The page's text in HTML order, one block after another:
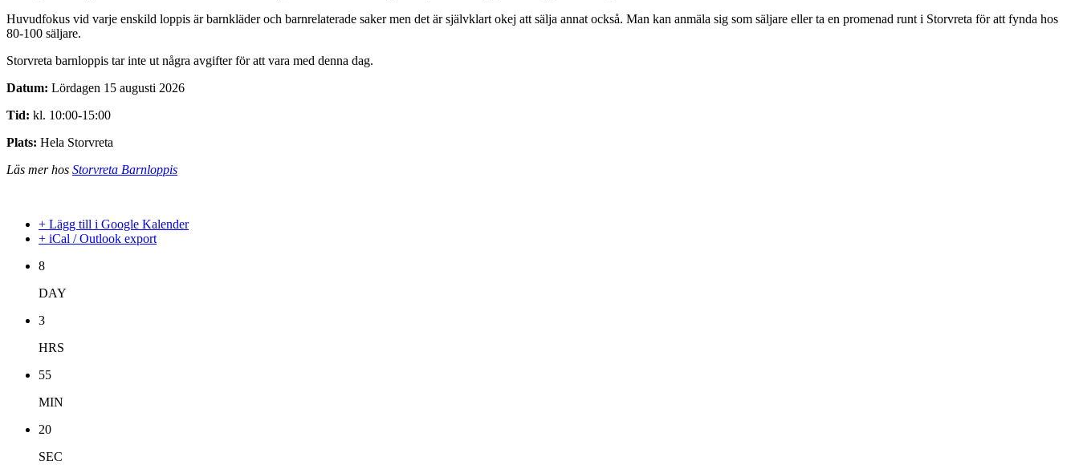
Huvudfokus vid varje enskild loppis är barnkläder och barnrelaterade saker men det är självklart okej att sälja annat också. Man kan anmäla sig som säljare eller ta en promenad runt i Storvreta för att fynda hos
80-100 säljare.
Storvreta barnloppis tar inte ut några avgifter för att vara med denna dag.
Datum: Lördagen 15 augusti 2026
Tid: kl. 10:00-15:00
Plats: Hela Storvreta
Läs mer hos Storvreta Barnloppis
+ Lägg till i Google Kalender
+ iCal / Outlook export
8
DAY
3
HRS
55
MIN
19
SEC